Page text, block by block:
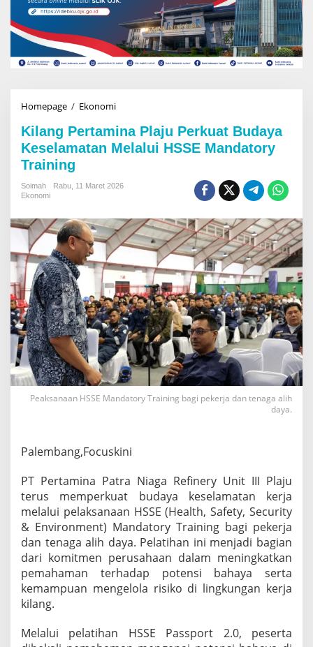
Homepage / Ekonomi
l
a
n
P
t
a
m
n
a
P
l
a
j
u
P
e
r
k
B
u
a
y
a
K
e
s
e
l
a
m
a
Kilang Pertamina Plaju Perkuat Budaya
Keselamatan Melalui HSSE Mandatory
Training
Soimah
Rabu, 11 Maret 2026
Ekonomi
Peaksanaan HSSE Mandatory Training bagi pekerja dan tenaga alih
daya.
Palembang,Focuskini
PT Pertamina Patra Niaga Refinery Unit III Plaju
terus memperkuat budaya keselamatan kerja
melalui pelaksanaan HSSE (Health, Safety, Security
& Environment) Mandatory Training bagi pekerja
dan tenaga alih daya. Pelatihan ini menjadi bagian
dari komitmen perusahaan dalam meningkatkan
pemahaman terhadap potensi bahaya serta
kemampuan mengelola risiko di lingkungan kerja
kilang.
Melalui pelatihan HSSE Passport 2.0, peserta